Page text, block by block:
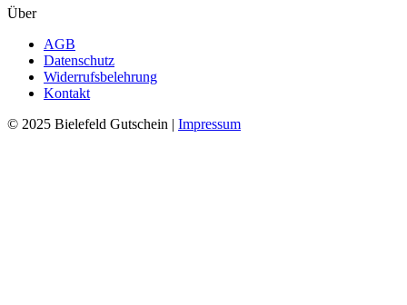
Über
AGB
Datenschutz
Widerrufsbelehrung
Kontakt
© 2025 Bielefeld Gutschein | Impressum